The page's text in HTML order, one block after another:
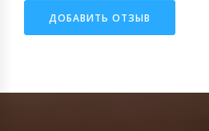
ДОБАВИТЬ ОТЗЫВ